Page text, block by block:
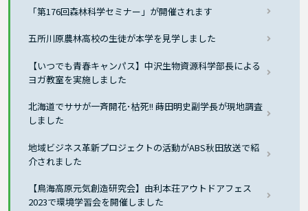
「第176回森林科学セミナー」が開催されます
五所川原農林高校の生徒が本学を見学しました
【いつでも青春キャンパス】中沢生物資源科学部長による
ヨガ教室を実施しました
北海道でササが一斉開花･枯死!! 蒔田明史副学長が現地調査
しました
地域ビジネス革新プロジェクトの活動がABS秋田放送で紹
介されました
【鳥海高原元気創造研究会】由利本荘アウトドアフェス
2023で環境学習会を開催しました